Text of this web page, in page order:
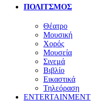
ΠΟΛΙΤΣΜΟΣ
Θέατρο
Μουσική
Χορός
Μουσεία
Σινεμά
Βιβλίο
Εικαστικά
Τηλεόραση
ENTERTAINMENT